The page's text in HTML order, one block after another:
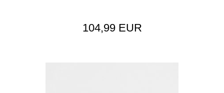
104,99 EUR